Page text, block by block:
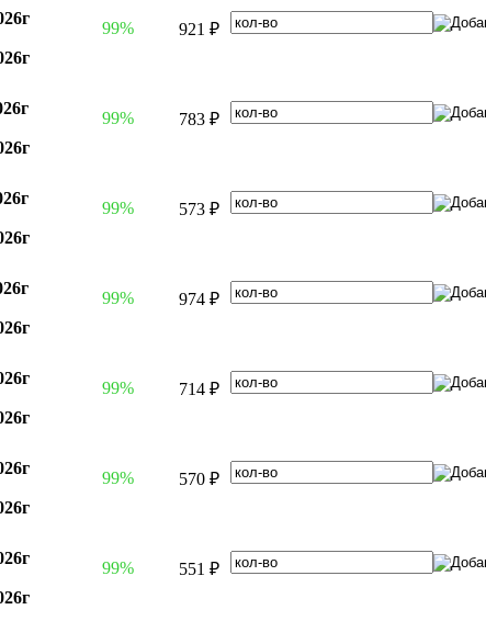
99% 921 ₽
99% 783 ₽
99% 573 ₽
99% 974 ₽
99% 714 ₽
99% 570 ₽
99% 551 ₽